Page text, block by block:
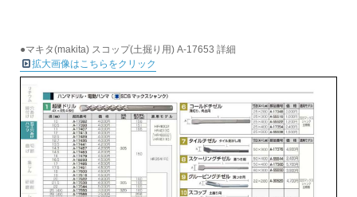
●マキタ(makita) スコップ(土掘り用) A-17653 詳細
拡大画像はこちらをクリック